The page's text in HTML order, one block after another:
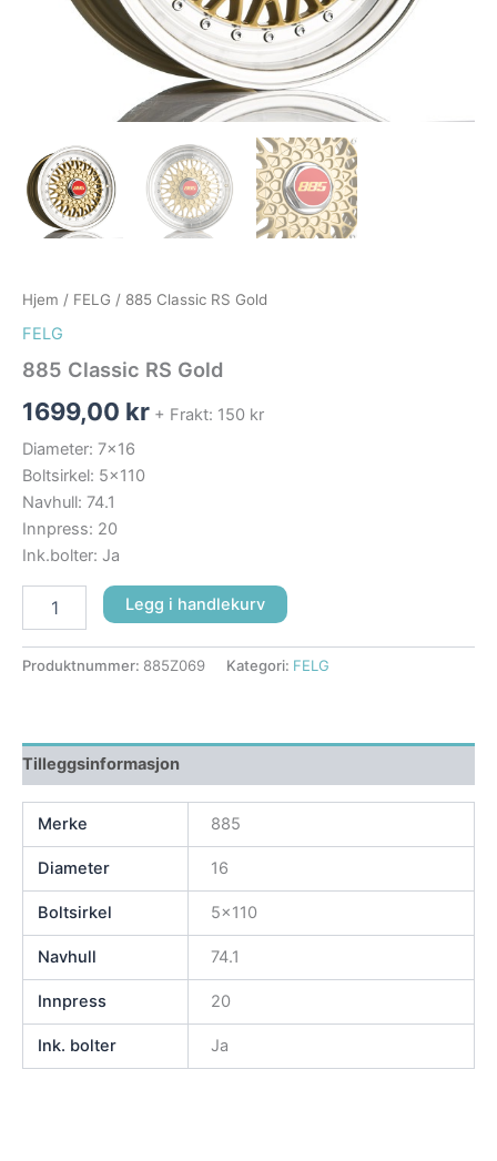
Hjem / FELG / 885 Classic RS Gold
FELG
885 Classic RS Gold
1699,00 kr + Frakt: 150 kr
Diameter: 7×16
Boltsirkel: 5×110
Navhull: 74.1
Innpress: 20
Ink.bolter: Ja
Legg i handlekurv
Produktnummer: 885Z069 Kategori: FELG
Tilleggsinformasjon
Merke 885
Diameter 16
Boltsirkel 5×110
Navhull 74.1
Innpress 20
Ink. bolter Ja